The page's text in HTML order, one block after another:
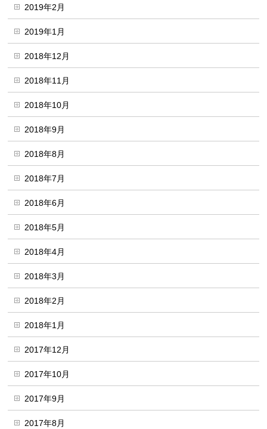
2019年2月
2019年1月
2018年12月
2018年11月
2018年10月
2018年9月
2018年8月
2018年7月
2018年6月
2018年5月
2018年4月
2018年3月
2018年2月
2018年1月
2017年12月
2017年10月
2017年9月
2017年8月